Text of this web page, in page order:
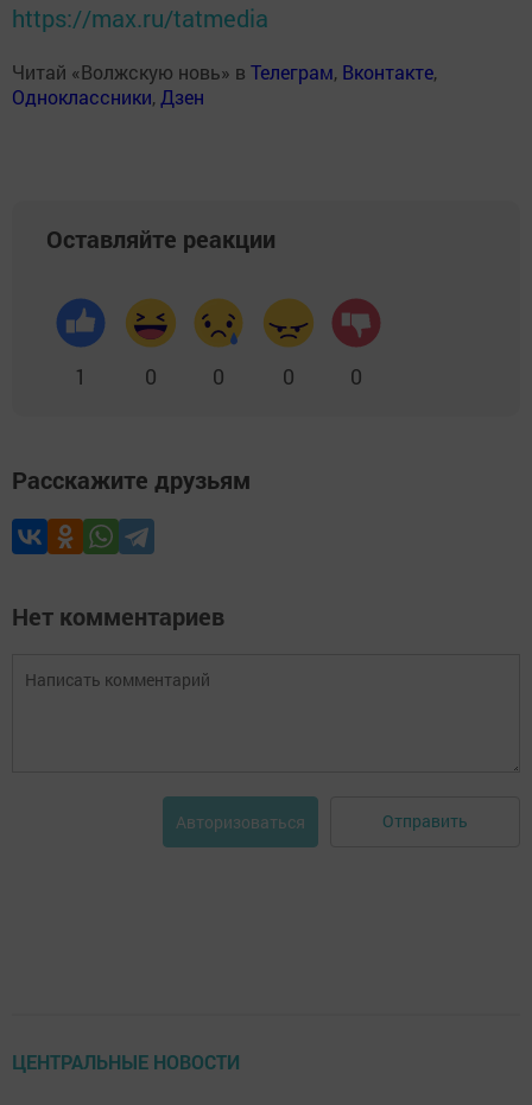
https://max.ru/tatmedia
Читай «Волжскую новь» в Телеграм, Вконтакте,
Одноклассники, Дзен
Оставляйте реакции
1 0 0 0 0
Расскажите друзьям
Нет комментариев
Авторизоваться Отправить
ЦЕНТРАЛЬНЫЕ НОВОСТИ